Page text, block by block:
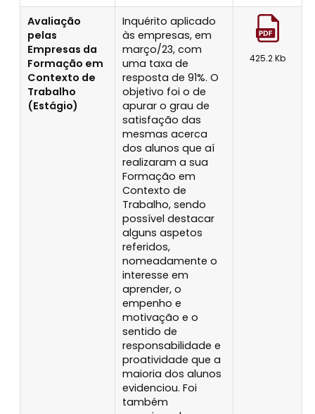
Avaliação
pelas
Empresas da
Formação em
Contexto de
Trabalho
(Estágio)
Inquérito aplicado
às empresas, em
março/23, com
uma taxa de
resposta de 91%. O
objetivo foi o de
apurar o grau de
satisfação das
mesmas acerca
dos alunos que aí
realizaram a sua
Formação em
Contexto de
Trabalho, sendo
possível destacar
alguns aspetos
referidos,
nomeadamente o
interesse em
aprender, o
empenho e
motivação e o
sentido de
responsabilidade e
proatividade que a
maioria dos alunos
evidenciou. Foi
também
425.2 Kb